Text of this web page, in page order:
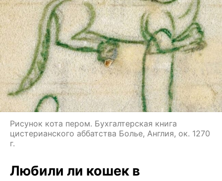
Рисунок кота пером. Бухгалтерская книга
цистерианского аббатства Болье, Англия, ок. 1270
г.
Любили ли кошек в